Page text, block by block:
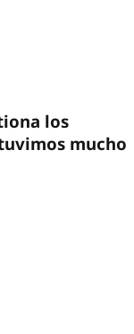
los
mucho